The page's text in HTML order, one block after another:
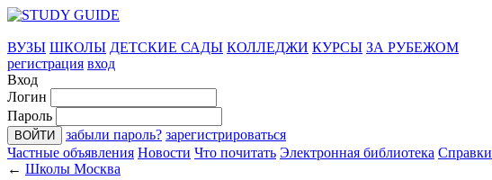
ВУЗЫ ШКОЛЫ ДЕТСКИЕ САДЫ КОЛЛЕДЖИ КУРСЫ ЗА РУБЕЖОМ
регистрация вход
Вход
Логин
Пароль
забыли пароль? зарегистрироваться
Частные объявления Новости Что почитать Электронная библиотека Справки
← Школы Москва